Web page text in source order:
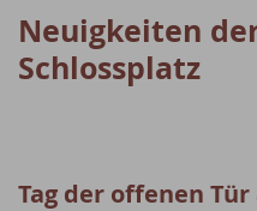
Neuigkeiten
Schlossplatz
Tag der offenen Tür